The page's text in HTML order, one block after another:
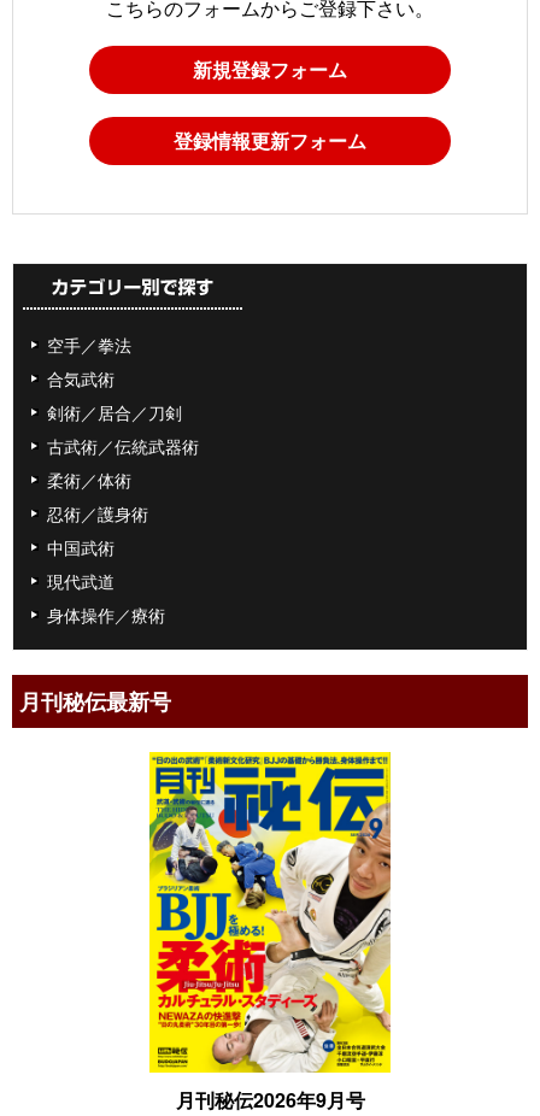
こちらのフォームからご登録下さい。
新規登録フォーム
登録情報更新フォーム
空手／拳法
合気武術
剣術／居合／刀剣
古武術／伝統武器術
柔術／体術
忍術／護身術
中国武術
現代武道
身体操作／療術
月刊秘伝最新号
月刊秘伝2026年9月号